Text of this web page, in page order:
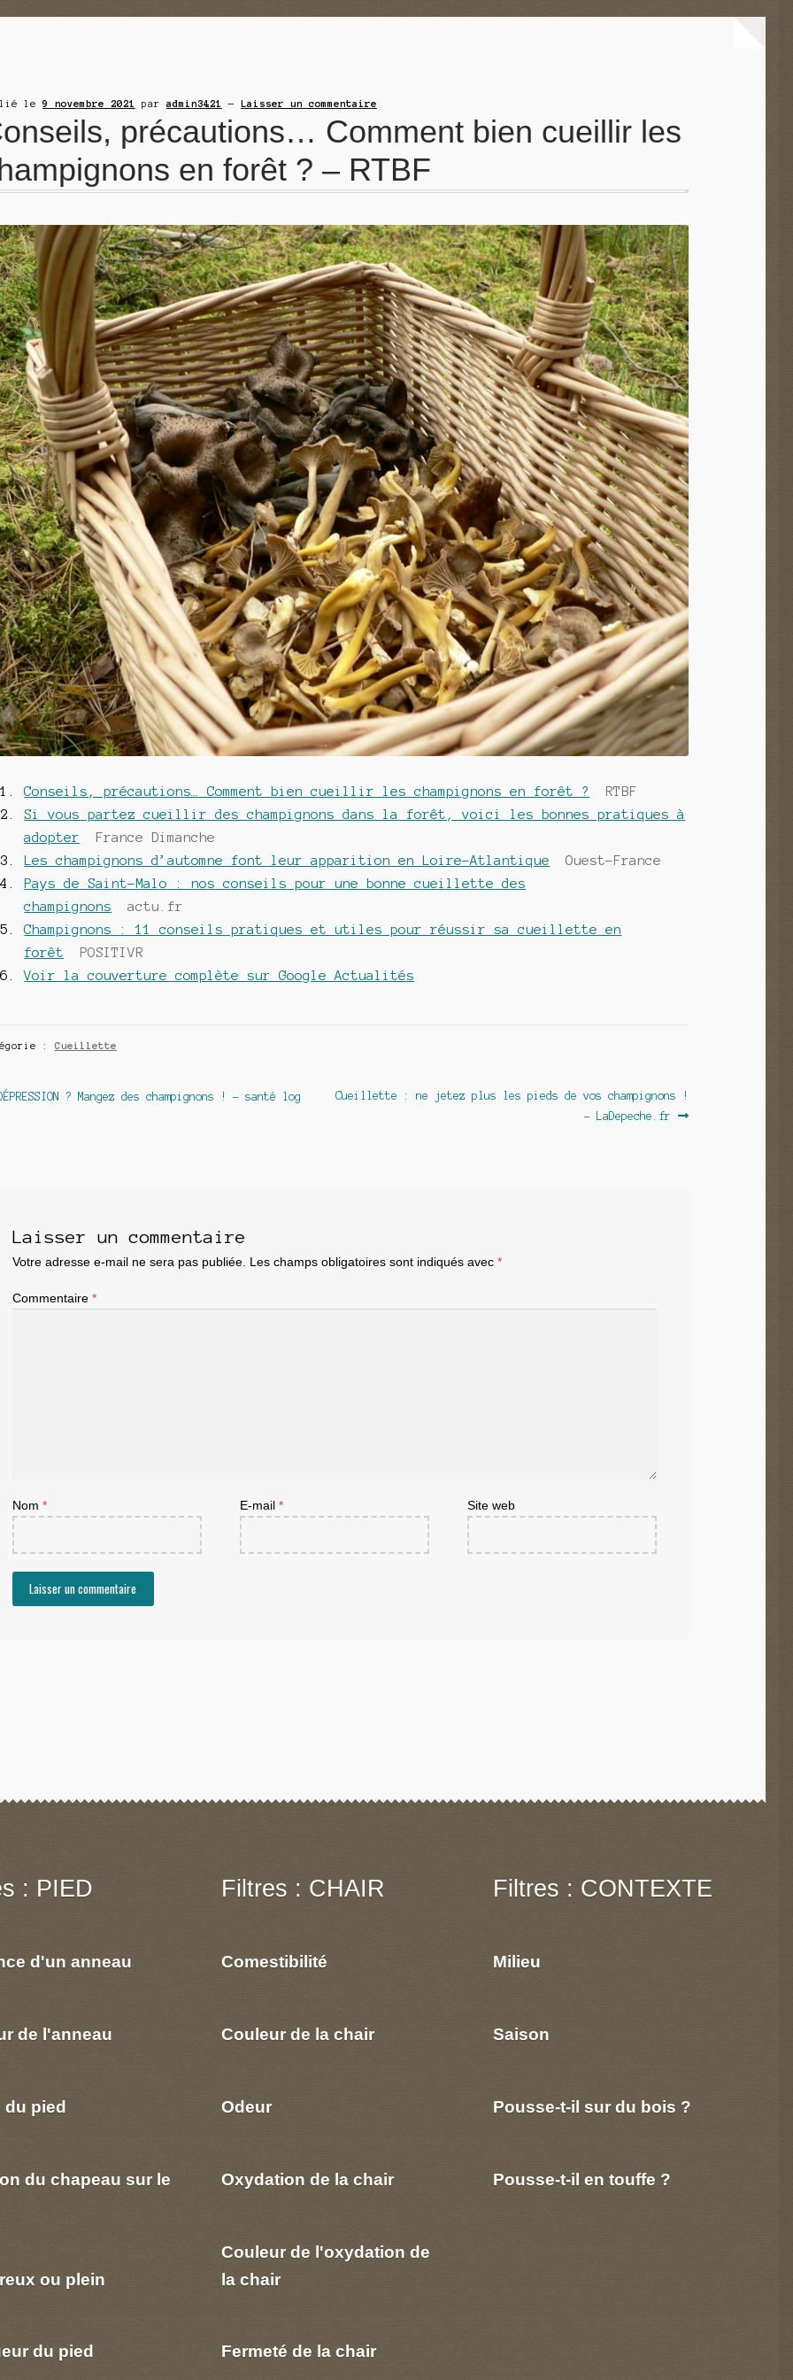
le9 novembre 2021 paradmin3421 — Laisser un commentaire
précautions… Comment bien cueillir les
en forêt ? – RTBF
Conseils, précautions… Comment bien cueillir les champignons en forêt ?
RTBF
Si vous partez cueillir des champignons dans la forêt, voici les bonnes pratiques à
adopter
France Dimanche
Les champignons d’automne font leur apparition en Loire-Atlantique
Ouest-France
Pays de Saint-Malo : nos conseils pour une bonne cueillette des
champignons
actu.fr
Champignons : 11 conseils pratiques et utiles pour réussir sa cueillette en
forêt
POSITIVR
Voir la couverture complète sur Google Actualités
: Cueillette
? Mangez des champignons ! – santé log
Article
Cueillette : ne jetez plus les pieds de vos champignons !
– LaDepeche.fr
Laisser un commentaire
Votre adresse e-mail ne sera pas publiée. Les champs obligatoires sont indiqués avec *
Commentaire *
Nom * E-mail * Site web
: PIED
d'un anneau
de l'anneau
du pied
du chapeau sur le
ou plein
du pied
Filtres : CHAIR
Comestibilité
Couleur de la chair
Odeur
Oxydation de la chair
Couleur de l'oxydation de
la chair
Fermeté de la chair
Filtres : CONTEXTE
Milieu
Saison
Pousse-t-il sur du bois ?
Pousse-t-il en touffe ?